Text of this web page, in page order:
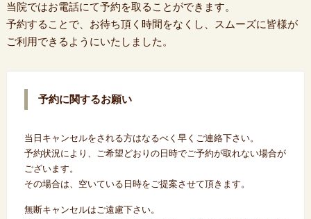
当院ではお電話にて予約を取ることができます。
予約することで、お待ち頂く時間をなくし、スムーズに皆様が
ご利用できるようにいたしました。
予約に関するお願い
当日キャンセルをされる方はなるべく早くご連絡下さい。
予約状況により、ご希望どおりの日時でご予約が取れない場合が
ございます。
その場合は、空いている日時をご提案させて頂きます。
無断キャンセルはご遠慮下さい。